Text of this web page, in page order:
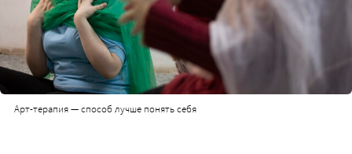
Арт-терапия — способ лучше понять себя